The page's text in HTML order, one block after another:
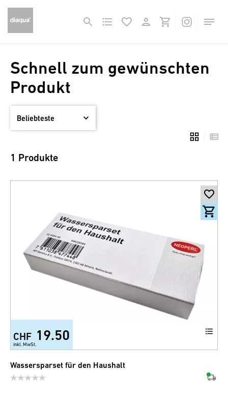
Schnell zum gewünschten
Produkt
1 Produkte
CHF 19.50
inkl. MwSt.
Wassersparset für den Haushalt